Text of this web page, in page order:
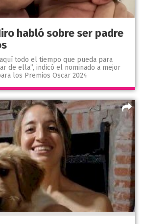
habló sobre ser padre
todo el tiempo que pueda para
de ella”, indicó el nominado a mejor
los Premios Oscar 2024